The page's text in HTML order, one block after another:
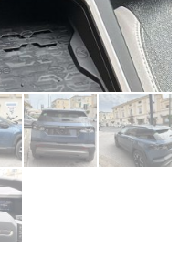
presentate sono a
e possono
L'annuncio
accessori
, per altre
chiavi in mano
vieni a trovarci